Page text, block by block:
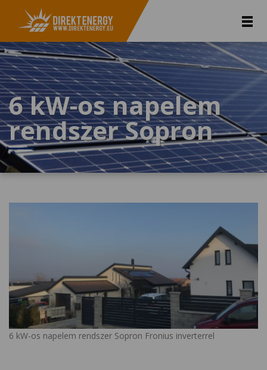
6 kW-os napelem
rendszer Sopron
6 kW-os napelem rendszer Sopron Fronius inverterrel